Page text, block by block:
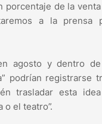
porcentaje de la
a la prensa
agosto y dentro
podrían registrarse
trasladar esta
o el teatro”.